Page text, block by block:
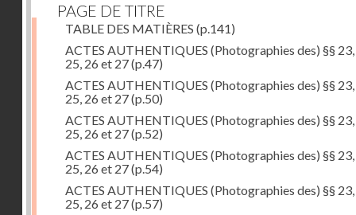
PAGE DE TITRE
TABLE DES MATIÈRES (p.141)
ACTES AUTHENTIQUES (Photographies des) §§
25, 26 et 27(p.47)
ACTES AUTHENTIQUES (Photographies des) §§
25, 26 et 27(p.50)
ACTES AUTHENTIQUES (Photographies des) §§
25, 26 et 27(p.52)
ACTES AUTHENTIQUES (Photographies des) §§
25, 26 et 27(p.54)
ACTES AUTHENTIQUES (Photographies des) §§
25, 26 et 27(p.57)